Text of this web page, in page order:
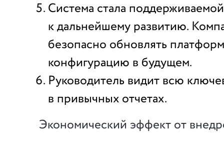
Система стала
к дальнейшему развитию.
безопасно обновлять
конфигурацию в будущем.
Руководитель видит всю
в привычных отчетах.
Экономический эффект от